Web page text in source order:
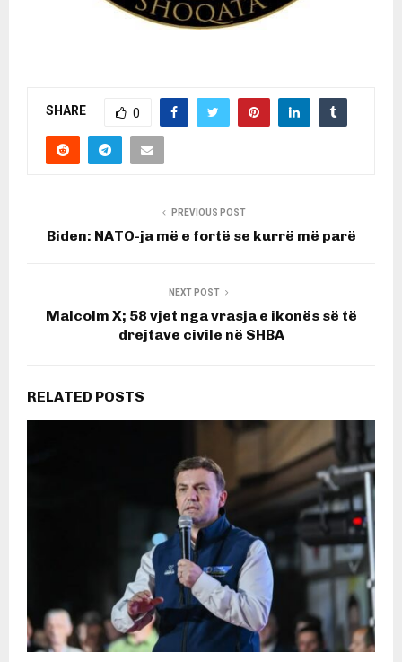
SHARE 0
PREVIOUS POST
Biden: NATO-ja më e fortë se kurrë më parë
NEXT POST
Malcolm X; 58 vjet nga vrasja e ikonës së të
drejtave civile në SHBA
RELATED POSTS